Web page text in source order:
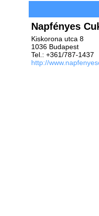
Napfényes
Kiskorona utca 8
1036 Budapest
Tel.: +361/787-1437
http://